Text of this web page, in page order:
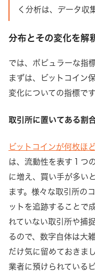
く分析は、データ収
分布とその変化を解
では、ポピュラーな指
まずは、ビットコイン
変化についての指標です
取引所に置いてある割
ビットコインが何枚ほ
は、流動性を表す１つ
に増え、買い手が多い
ます。様々な取引所の
ットを追跡することで
れていない取引所や捕
るので、数字自体は大
だけ気に留めておきま
業者に預けられている